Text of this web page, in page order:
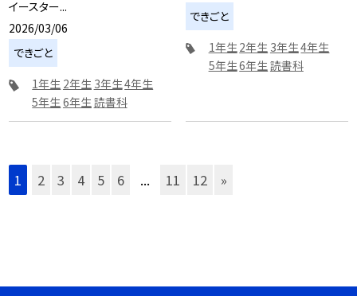
イースター...
2026/03/06
できごと
1年生 2年生 3年生4年生
5年生 6年生 読書科
できごと
1年生 2年生 3年生4年生
5年生6年生 読書科
1 2 3 4 5 6 ... 11 12 »